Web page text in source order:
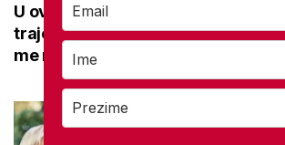
U ovoj optici rade najdetaljniji
traje sat vremena: Bila sam na
me naučio